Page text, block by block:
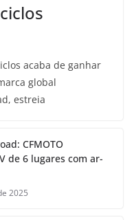
acaba de ganhar
global
estreia
CFMOTO
de 6 lugares com ar-
2025